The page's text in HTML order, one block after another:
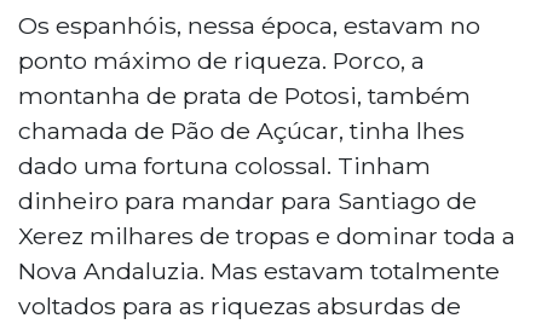
Os espanhóis, nessa época, estavam no
ponto máximo de riqueza. Porco, a
montanha de prata de Potosi, também
chamada de Pão de Açúcar, tinha lhes
dado uma fortuna colossal. Tinham
dinheiro para mandar para Santiago de
Xerez milhares de tropas e dominar toda a
Nova Andaluzia. Mas estavam totalmente
voltados para as riquezas absurdas de